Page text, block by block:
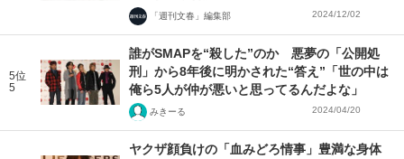
「週刊文春」編集部 2024/12/02
5位
5
誰がSMAPを“殺した”のか 悪夢の「公開処
刑」から8年後に明かされた“答え”「世の中は
俺ら5人が仲が悪いと思ってるんだよな」
みきーる 2024/04/20
ヤクザ顔負けの「血みどろ情事」豊満な身体